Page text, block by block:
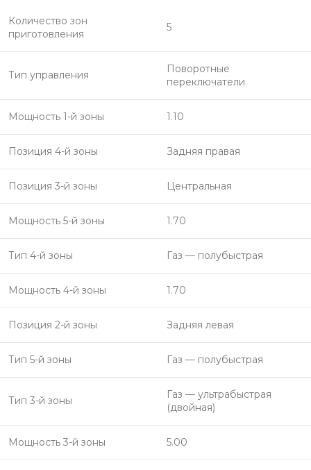
Количество зон
приготовления
5
Тип управления
Поворотные
переключатели
Мощность 1-й зоны 1.10
Позиция 4-й зоны Задняя правая
Позиция 3-й зоны Центральная
Мощность 5-й зоны 1.70
Тип 4-й зоны Газ — полубыстрая
Мощность 4-й зоны 1.70
Позиция 2-й зоны Задняя левая
Тип 5-й зоны Газ — полубыстрая
Тип 3-й зоны
Газ — ультрабыстрая
(двойная)
Мощность 3-й зоны 5.00